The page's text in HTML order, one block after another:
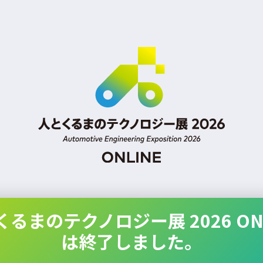
るまのテクノロジー展 2026
は終了しました。